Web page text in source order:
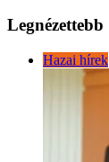
Legnézettebb
Hazai hírek